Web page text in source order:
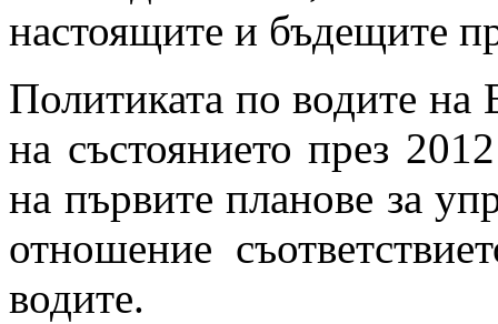
настоящите и бъдещите
Политиката по водите на
на състоянието през
на първите планове за
отношение
водите.